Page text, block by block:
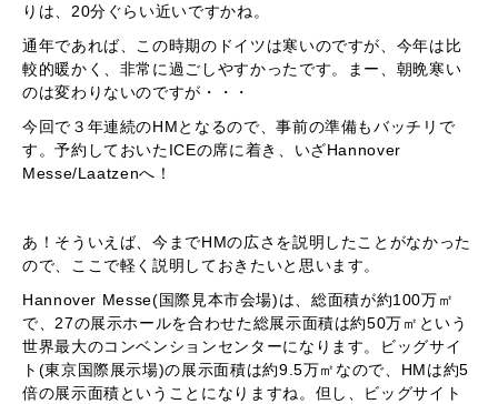
りは、20分ぐらい近いですかね。
通年であれば、この時期のドイツは寒いのですが、今年は比
較的暖かく、非常に過ごしやすかったです。まー、朝晩寒い
のは変わりないのですが・・・
今回で３年連続のHMとなるので、事前の準備もバッチリで
す。予約しておいたICEの席に着き、いざHannover
Messe/Laatzenへ！
あ！そういえば、今までHMの広さを説明したことがなかった
ので、ここで軽く説明しておきたいと思います。
Hannover Messe(国際見本市会場)は、総面積が約100万㎡
で、27の展示ホールを合わせた総展示面積は約50万㎡という
世界最大のコンベンションセンターになります。ビッグサイ
ト(東京国際展示場)の展示面積は約9.5万㎡なので、HMは約5
倍の展示面積ということになりますね。但し、ビッグサイト